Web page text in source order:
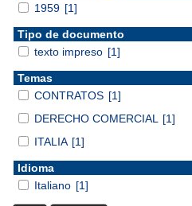
1959 [1]
Tipo de documento
texto impreso [1]
Temas
CONTRATOS [1]
DERECHO COMERCIAL
[1]
ITALIA [1]
Idioma
Italiano [1]